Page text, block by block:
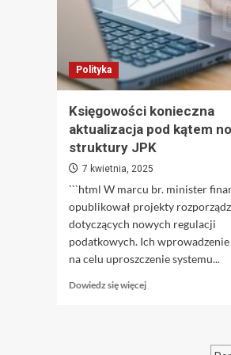
Polityka
Księgowości konieczna
aktualizacja pod kątem
struktury JPK
7 kwietnia, 2025
```html W marcu br. minister
opublikował projekty
dotyczących nowych regulacji
podatkowych. Ich wprowadzenie
na celu uproszczenie systemu...
Dowiedz się więcejDowiedz